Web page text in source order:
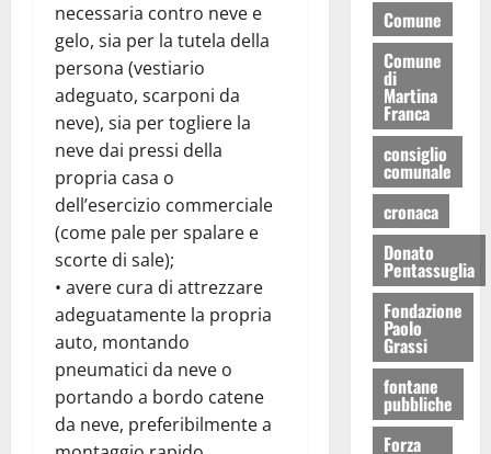
necessaria contro neve e
gelo, sia per la tutela della
persona (vestiario
adeguato, scarponi da
neve), sia per togliere la
neve dai pressi della
propria casa o
dell’esercizio commerciale
(come pale per spalare e
scorte di sale);
• avere cura di attrezzare
adeguatamente la propria
auto, montando
pneumatici da neve o
portando a bordo catene
da neve, preferibilmente a
Comune
Comune
di
Martina
Franca
consiglio
comunale
cronaca
Donato
Pentassuglia
Fondazione
Paolo
Grassi
fontane
pubbliche
Forza